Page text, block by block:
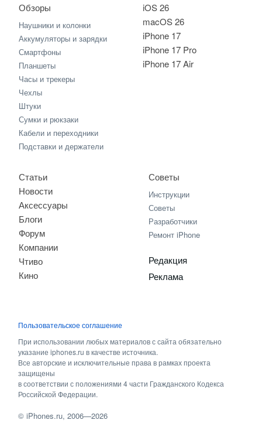
iOS 26
macOS 26
iPhone 17
iPhone 17 Pro
iPhone 17 Air
Обзоры
Наушники и колонки
Аккумуляторы и зарядки
Смартфоны
Планшеты
Часы и трекеры
Чехлы
Штуки
Сумки и рюкзаки
Кабели и переходники
Подставки и держатели
Статьи
Новости
Аксессуары
Блоги
Форум
Компании
Чтиво
Кино
Советы
Инструкции
Советы
Разработчики
Ремонт iPhone
Редакция
Реклама
Пользовательское соглашение
При использовании любых материалов с сайта обязательно
указание iphones.ru в качестве источника.
Все авторские и исключительные права в рамках проекта
защищены
в соответствии с положениями 4 части Гражданского Кодекса
Российской Федерации.
©iPhones.ru, 2006—2026